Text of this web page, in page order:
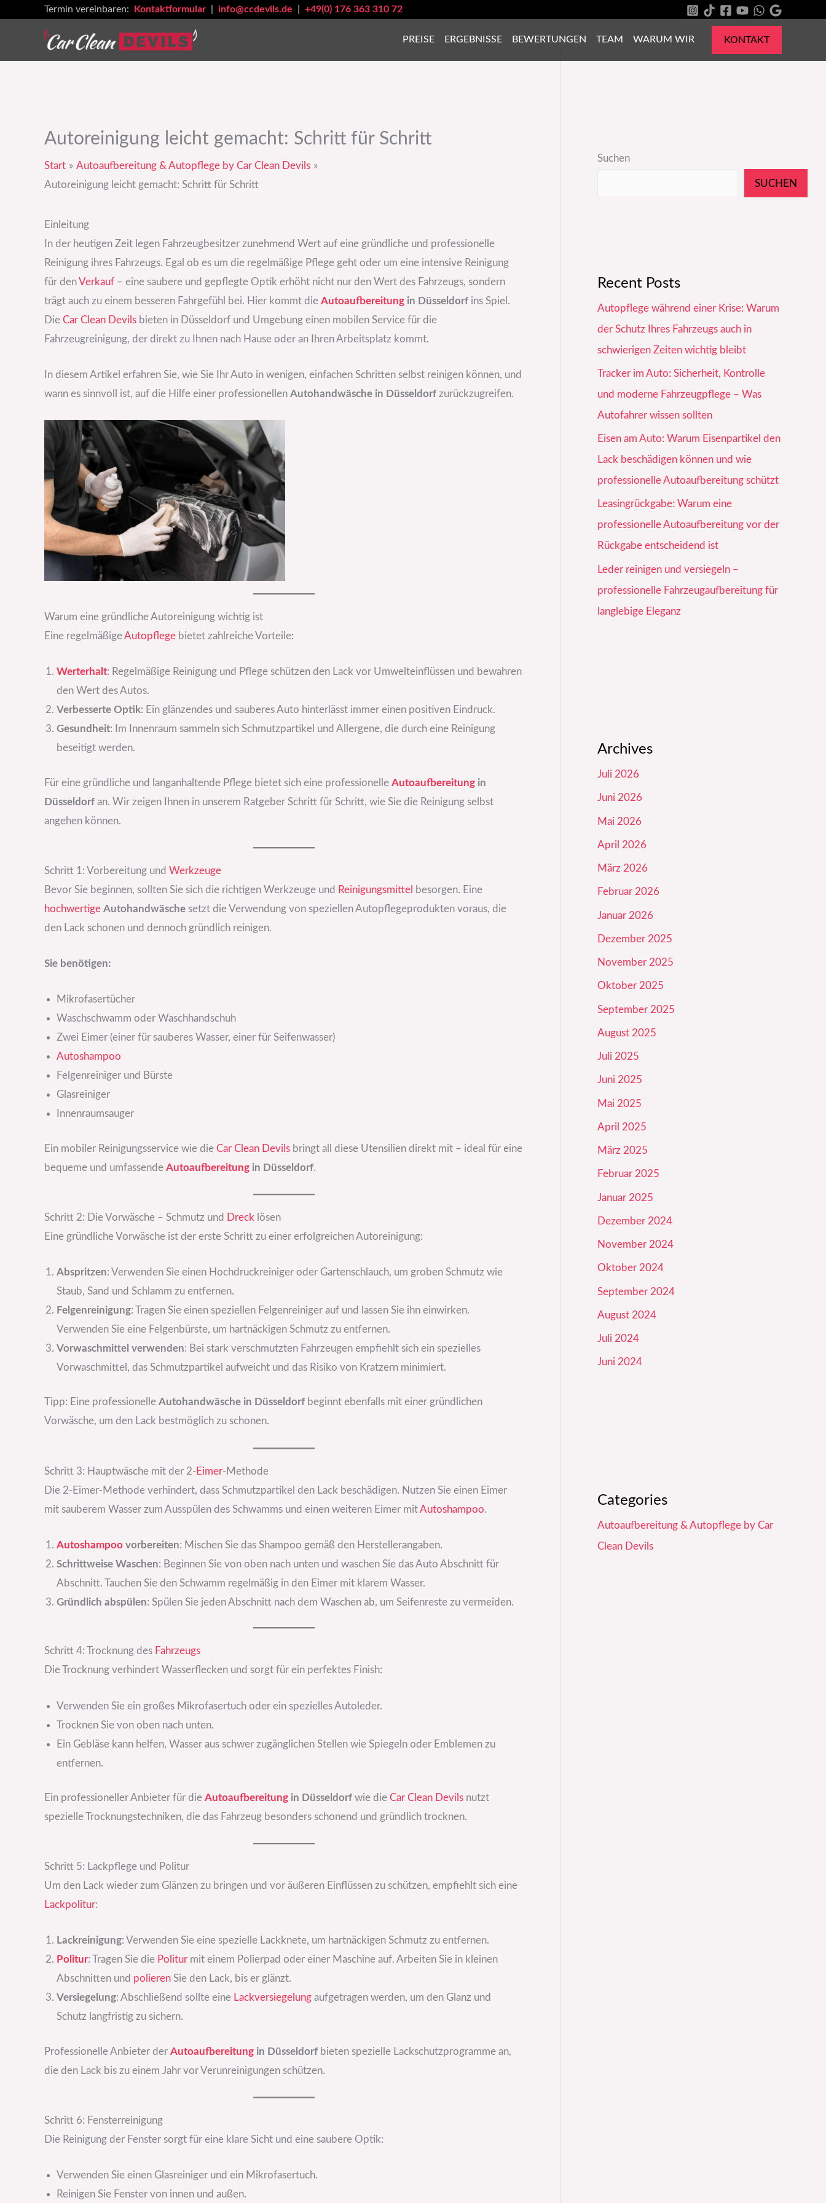
Termin vereinbaren: Kontaktformular info@ccdevils.de +49(0) 176 363 310 72
PREISE ERGEBNISSE BEWERTUNGEN TEAM WARUM WIR KONTAKT
Autoreinigung leicht gemacht: Schritt für Schritt
Start
Autoaufbereitung & Autopflege by Car Clean Devils
Autoreinigung leicht gemacht: Schritt für Schritt
Einleitung
In der heutigen Zeit legen Fahrzeugbesitzer zunehmend Wert auf eine gründliche und professionelle
Reinigung ihres Fahrzeugs. Egal ob es um die regelmäßige Pflege geht oder um eine intensive Reinigung
für denVerkauf – eine saubere und gepflegte Optik erhöht nicht nur den Wert des Fahrzeugs, sondern
trägt auch zu einem besseren Fahrgefühl bei. Hier kommt die Autoaufbereitung in Düsseldorf ins Spiel.
Die Car Clean Devils bieten in Düsseldorf und Umgebung einen mobilen Service für die
Fahrzeugreinigung, der direkt zu Ihnen nach Hause oder an Ihren Arbeitsplatz kommt.
In diesem Artikel erfahren Sie, wie Sie Ihr Auto in wenigen, einfachen Schritten selbst reinigen können, und
wann es sinnvoll ist, auf die Hilfe einer professionellen Autohandwäsche in Düsseldorf zurückzugreifen.
Warum eine gründliche Autoreinigung wichtig ist
Eine regelmäßigeAutopflege bietet zahlreiche Vorteile:
Werterhalt: Regelmäßige Reinigung und Pflege schützen den Lack vor Umwelteinflüssen und bewahren
den Wert des Autos.
Verbesserte Optik: Ein glänzendes und sauberes Auto hinterlässt immer einen positiven Eindruck.
Gesundheit: Im Innenraum sammeln sich Schmutzpartikel und Allergene, die durch eine Reinigung
beseitigt werden.
Für eine gründliche und langanhaltende Pflege bietet sich eine professionelle Autoaufbereitung in
Düsseldorf an. Wir zeigen Ihnen in unserem Ratgeber Schritt für Schritt, wie Sie die Reinigung selbst
angehen können.
Schritt 1: Vorbereitung und Werkzeuge
Bevor Sie beginnen, sollten Sie sich die richtigen Werkzeuge und Reinigungsmittel besorgen. Eine
hochwertige Autohandwäsche setzt die Verwendung von speziellen Autopflegeprodukten voraus, die
den Lack schonen und dennoch gründlich reinigen.
Sie benötigen:
Mikrofasertücher
Waschschwamm oder Waschhandschuh
Zwei Eimer (einer für sauberes Wasser, einer für Seifenwasser)
Autoshampoo
Felgenreiniger und Bürste
Glasreiniger
Innenraumsauger
Ein mobiler Reinigungsservice wie die Car Clean Devils bringt all diese Utensilien direkt mit – ideal für eine
bequeme und umfassende Autoaufbereitung in Düsseldorf.
Schritt 2: Die Vorwäsche – Schmutz und Dreck lösen
Eine gründliche Vorwäsche ist der erste Schritt zu einer erfolgreichen Autoreinigung:
Abspritzen: Verwenden Sie einen Hochdruckreiniger oder Gartenschlauch, um groben Schmutz wie
Staub, Sand und Schlamm zu entfernen.
Felgenreinigung: Tragen Sie einen speziellen Felgenreiniger auf und lassen Sie ihn einwirken.
Verwenden Sie eine Felgenbürste, um hartnäckigen Schmutz zu entfernen.
Vorwaschmittel verwenden: Bei stark verschmutzten Fahrzeugen empfiehlt sich ein spezielles
Vorwaschmittel, das Schmutzpartikel aufweicht und das Risiko von Kratzern minimiert.
Tipp: Eine professionelle Autohandwäsche in Düsseldorf beginnt ebenfalls mit einer gründlichen
Vorwäsche, um den Lack bestmöglich zu schonen.
Schritt 3: Hauptwäsche mit der 2-Eimer-Methode
Die 2-Eimer-Methode verhindert, dass Schmutzpartikel den Lack beschädigen. Nutzen Sie einen Eimer
mit sauberem Wasser zum Ausspülen des Schwamms und einen weiteren Eimer mitAutoshampoo.
Autoshampoo vorbereiten: Mischen Sie das Shampoo gemäß den Herstellerangaben.
Schrittweise Waschen: Beginnen Sie von oben nach unten und waschen Sie das Auto Abschnitt für
Abschnitt. Tauchen Sie den Schwamm regelmäßig in den Eimer mit klarem Wasser.
Gründlich abspülen: Spülen Sie jeden Abschnitt nach dem Waschen ab, um Seifenreste zu vermeiden.
Schritt 4: Trocknung des Fahrzeugs
Die Trocknung verhindert Wasserflecken und sorgt für ein perfektes Finish:
Verwenden Sie ein großes Mikrofasertuch oder ein spezielles Autoleder.
Trocknen Sie von oben nach unten.
Ein Gebläse kann helfen, Wasser aus schwer zugänglichen Stellen wie Spiegeln oder Emblemen zu
entfernen.
Ein professioneller Anbieter für die Autoaufbereitung in Düsseldorf wie die Car Clean Devils nutzt
spezielle Trocknungstechniken, die das Fahrzeug besonders schonend und gründlich trocknen.
Schritt 5: Lackpflege und Politur
Um den Lack wieder zum Glänzen zu bringen und vor äußeren Einflüssen zu schützen, empfiehlt sich eine
Lackpolitur:
Lackreinigung: Verwenden Sie eine spezielle Lackknete, um hartnäckigen Schmutz zu entfernen.
Politur: Tragen Sie die Politur mit einem Polierpad oder einer Maschine auf. Arbeiten Sie in kleinen
Abschnitten und polieren Sie den Lack, bis er glänzt.
Versiegelung: Abschließend sollte eine Lackversiegelung aufgetragen werden, um den Glanz und
Schutz langfristig zu sichern.
Professionelle Anbieter der Autoaufbereitung in Düsseldorf bieten spezielle Lackschutzprogramme an,
die den Lack bis zu einem Jahr vor Verunreinigungen schützen.
Schritt 6: Fensterreinigung
Die Reinigung der Fenster sorgt für eine klare Sicht und eine saubere Optik:
Verwenden Sie einen Glasreiniger und ein Mikrofasertuch.
Reinigen Sie Fenster von innen und außen.
Suchen
SUCHEN
Recent Posts
Autopflege während einer Krise: Warum
der Schutz Ihres Fahrzeugs auch in
schwierigen Zeiten wichtig bleibt
Tracker im Auto: Sicherheit, Kontrolle
und moderne Fahrzeugpflege – Was
Autofahrer wissen sollten
Eisen am Auto: Warum Eisenpartikel den
Lack beschädigen können und wie
professionelle Autoaufbereitung schützt
Leasingrückgabe: Warum eine
professionelle Autoaufbereitung vor der
Rückgabe entscheidend ist
Leder reinigen und versiegeln –
professionelle Fahrzeugaufbereitung für
langlebige Eleganz
Archives
Juli 2026
Juni 2026
Mai 2026
April 2026
März 2026
Februar 2026
Januar 2026
Dezember 2025
November 2025
Oktober 2025
September 2025
August 2025
Juli 2025
Juni 2025
Mai 2025
April 2025
März 2025
Februar 2025
Januar 2025
Dezember 2024
November 2024
Oktober 2024
September 2024
August 2024
Juli 2024
Juni 2024
Categories
Autoaufbereitung & Autopflege by Car
Clean Devils